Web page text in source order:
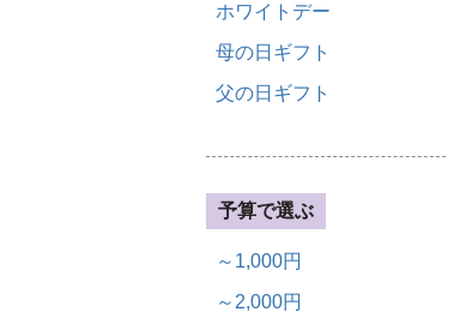
ホワイトデー
母の日ギフト
父の日ギフト
予算で選ぶ
～1,000円
～2,000円